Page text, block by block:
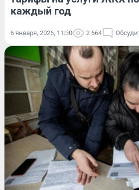
каждый год
6 января, 2026, 11:30 2 664